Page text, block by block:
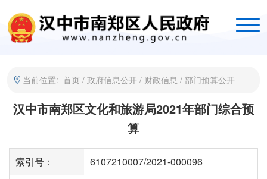
当前位置: 首页 / 政府信息公开 / 财政信息 / 部门预算公开
汉中市南郑区文化和旅游局2021年部门综合预
算
索引号： 6107210007/2021-000096